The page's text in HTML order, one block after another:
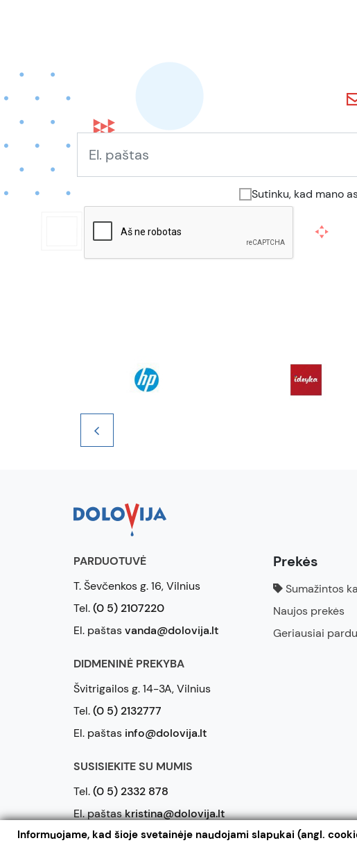
Sutinku, kad mano
PARDUOTUVĖ
T. Ševčenkos g. 16, Vilnius
Tel.(0 5) 2107220
El. paštasvanda@dolovija.lt
DIDMENINĖ PREKYBA
Švitrigailos g. 14-3A, Vilnius
Tel.(0 5) 2132777
El. paštas info@dolovija.lt
SUSISIEKITE SU MUMIS
Tel.(0 5) 2332 878
El. paštaskristina@dolovija.lt
Prekės
Sumažintos
Naujos prekės
Geriausiai
Informuojame, kad šioje svetainėje naudojami slapukai (angl.